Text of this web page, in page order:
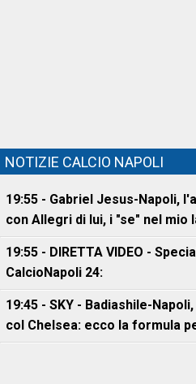
NOTIZIE CALCIO NAPOLI
19:55 - Gabriel Jesus-Napoli,
con Allegri di lui, i "se" nel mio
19:55 - DIRETTA VIDEO -
CalcioNapoli 24:
19:45 - SKY - Badiashile-
col Chelsea: ecco la formula